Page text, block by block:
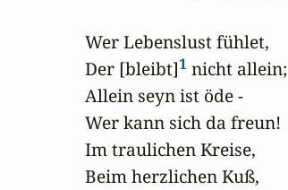
Wer Lebenslust fühlet,
Der [bleibt]1 nicht allein;
Allein seyn ist öde -
Wer kann sich da freun!
Im traulichen Kreise,
Beim herzlichen Kuß,